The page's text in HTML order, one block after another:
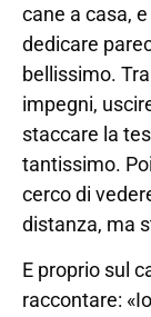
cane a casa,
dedicare
bellissimo.
impegni,
staccare la
tantissimo.
cerco di
distanza, ma
E proprio sul
raccontare: